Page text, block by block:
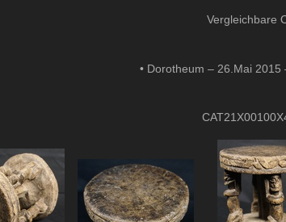
Vergleichbare
• Dorotheum – 26.Mai